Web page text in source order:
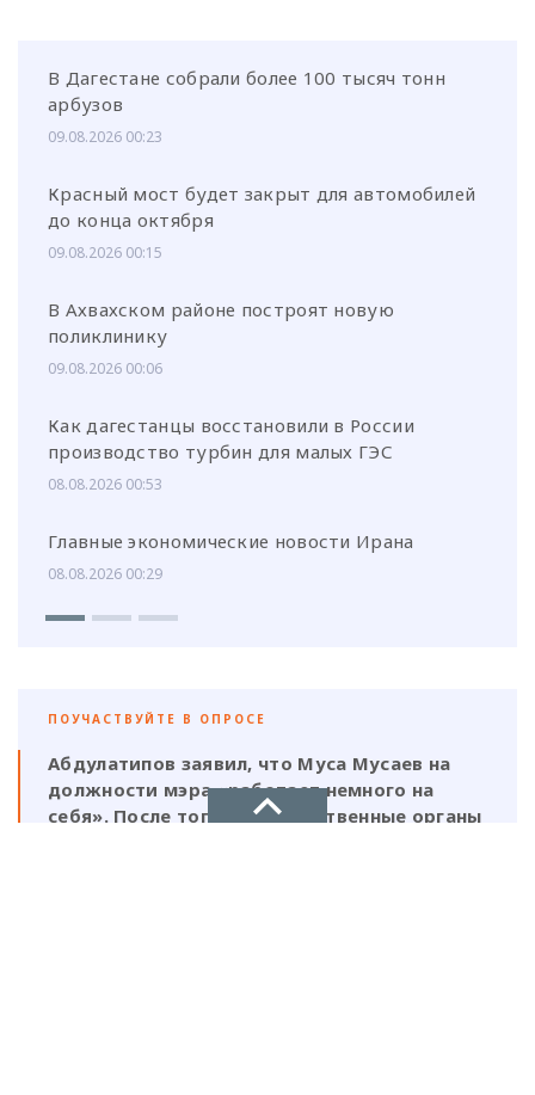
В Дагестане собрали более 100 тысяч тонн
арбузов
09.08.2026 00:23
Красный мост будет закрыт для автомобилей
до конца октября
09.08.2026 00:15
В Ахвахском районе построят новую
поликлинику
09.08.2026 00:06
Как дагестанцы восстановили в России
производство турбин для малых ГЭС
08.08.2026 00:53
Главные экономические новости Ирана
08.08.2026 00:29
ПОУЧАСТВУЙТЕ В ОПРОСЕ
Абдулатипов заявил, что Муса Мусаев на
должности мэра «работает немного на
себя». После того, как следственные органы